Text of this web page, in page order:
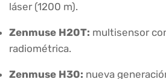
láser (1200 m).
Zenmuse H20T: multisensor
radiométrica.
Zenmuse H30: nueva